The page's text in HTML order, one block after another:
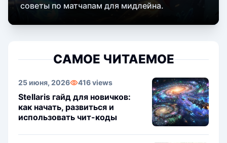
советы по матчапам для мидлейна.
САМОЕ ЧИТАЕМОЕ
25 июня, 2026 416 views
Stellaris гайд для новичков:
как начать, развиться и
использовать чит-коды